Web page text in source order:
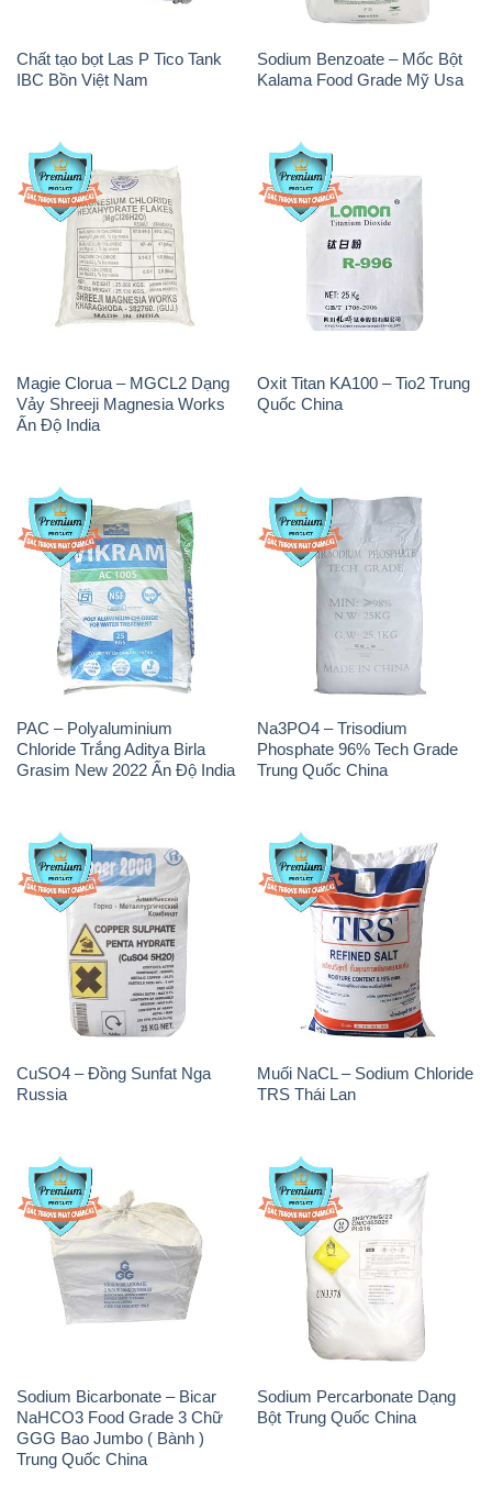
Chất tạo bọt Las P Tico Tank
IBC Bồn Việt Nam
Sodium Benzoate – Mốc Bột
Kalama Food Grade Mỹ Usa
Magie Clorua – MGCL2 Dạng
Vảy Shreeji Magnesia Works
Ấn Độ India
Oxit Titan KA100 – Tio2 Trung
Quốc China
PAC – Polyaluminium
Chloride Trắng Aditya Birla
Grasim New 2022 Ấn Độ India
Na3PO4 – Trisodium
Phosphate 96% Tech Grade
Trung Quốc China
CuSO4 – Đồng Sunfat Nga
Russia
Muối NaCL – Sodium Chloride
TRS Thái Lan
Sodium Bicarbonate – Bicar
NaHCO3 Food Grade 3 Chữ
GGG Bao Jumbo ( Bành )
Trung Quốc China
Sodium Percarbonate Dạng
Bột Trung Quốc China